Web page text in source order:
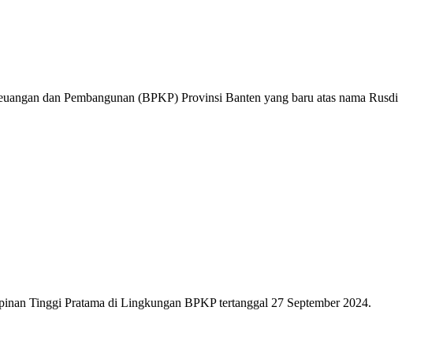
dan Pembangunan (BPKP) Provinsi Banten yang baru atas nama Rusdi
Tinggi Pratama di Lingkungan BPKP tertanggal 27 September 2024.